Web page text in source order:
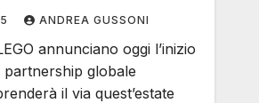
ANDREA GUSSONI
annunciano oggi l’inizio
globale
il via quest’estate